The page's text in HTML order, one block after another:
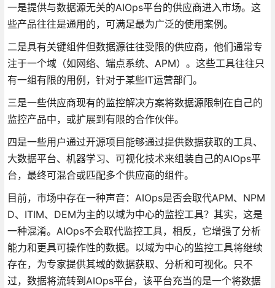
一是提供与数据源无关的AIOps平台的供应商进入市场。这
些产品往往是通用的，可满足最为广泛的使用案例。
二是具有关键组件但数据源往往受限的供应商，他们通常专
注于一个域（如网络、端点系统、APM）。这些工具往往只
有一组有限的用例，针对于某些IT运营部门。
三是一些供应商现有的监控解决方案将数据源限制在自己的
监控产品中，或扩展到有限的合作伙伴。
四是一些用户通过开源项目能够通过提供数据获取的工具、
大数据平台、机器学习、可视化技术来组装自己的AIOps平
台，最终可混合或匹配多个供应商的组件。
目前，市场中存在一种声音：AIOps是否会取代APM、NPM
D、ITIM、DEM为主的以域为中心的监控工具？其实，这是
一种混淆。AIOps不会取代监控工具，相反，它增强了分析
能力和更具可操作性的数据。以域为中心的监控工具将继续
存在，为专家提供其域的数据获取、分析和可视化。只不
过，数据将流转到AIOps平台，该平台充当的是一个将数据